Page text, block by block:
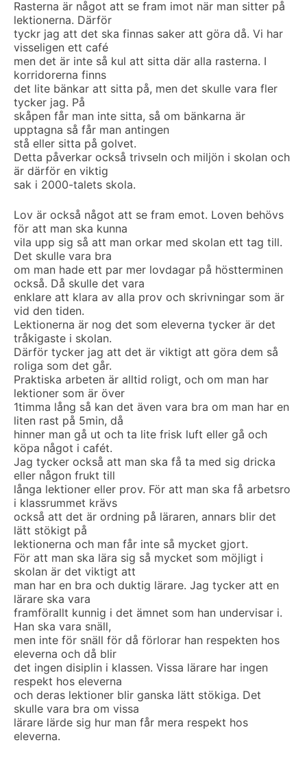
Rasterna är något att se fram imot när man sitter på
lektionerna. Därför
tyckr jag att det ska finnas saker att göra då. Vi har
visseligen ett café
men det är inte så kul att sitta där alla rasterna. I
korridorerna finns
det lite bänkar att sitta på, men det skulle vara fler
tycker jag. På
skåpen får man inte sitta, så om bänkarna är
upptagna så får man antingen
stå eller sitta på golvet.
Detta påverkar också trivseln och miljön i skolan och
är därför en viktig
sak i 2000-talets skola.
Lov är också något att se fram emot. Loven behövs
för att man ska kunna
vila upp sig så att man orkar med skolan ett tag till.
Det skulle vara bra
om man hade ett par mer lovdagar på höstterminen
också. Då skulle det vara
enklare att klara av alla prov och skrivningar som är
vid den tiden.
Lektionerna är nog det som eleverna tycker är det
tråkigaste i skolan.
Därför tycker jag att det är viktigt att göra dem så
roliga som det går.
Praktiska arbeten är alltid roligt, och om man har
lektioner som är över
1timma lång så kan det även vara bra om man har en
liten rast på 5min, då
hinner man gå ut och ta lite frisk luft eller gå och
köpa något i cafét.
Jag tycker också att man ska få ta med sig dricka
eller någon frukt till
långa lektioner eller prov. För att man ska få arbetsro
i klassrummet krävs
också att det är ordning på läraren, annars blir det
lätt stökigt på
lektionerna och man får inte så mycket gjort.
För att man ska lära sig så mycket som möjligt i
skolan är det viktigt att
man har en bra och duktig lärare. Jag tycker att en
lärare ska vara
framförallt kunnig i det ämnet som han undervisar i.
Han ska vara snäll,
men inte för snäll för då förlorar han respekten hos
eleverna och då blir
det ingen disiplin i klassen. Vissa lärare har ingen
respekt hos eleverna
och deras lektioner blir ganska lätt stökiga. Det
skulle vara bra om vissa
lärare lärde sig hur man får mera respekt hos
eleverna.